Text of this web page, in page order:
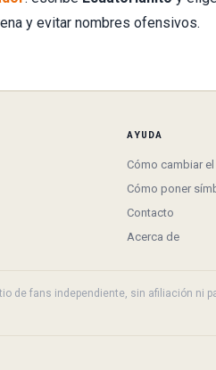
y evitar nombres ofensivos.
AYUDA
Cómo cambiar
Cómo poner
Contacto
Acerca de
de fans independiente, sin afiliación